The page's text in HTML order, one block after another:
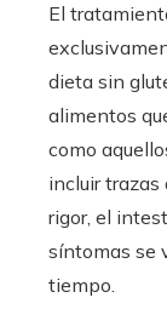
El
dieta sin
alimentos
como
incluir trazas
rigor, el
síntomas se
tiempo.